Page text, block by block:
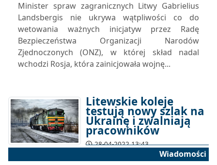
Minister spraw zagranicznych Litwy Gabrielius
Landsbergis nie ukrywa wątpliwości co do
wetowania ważnych inicjatyw przez Radę
Bezpieczeństwa Organizacji Narodów
Zjednoczonych (ONZ), w której skład nadal
wchodzi Rosja, która zainicjowała wojnę...
Litewskie koleje
testują nowy szlak na
Ukrainę i zwalniają
pracowników
28-04-2022 13:43
Wiadomości